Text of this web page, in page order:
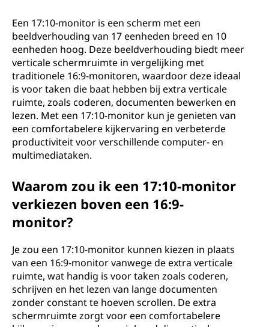
m
n
Een 17:10-monitor is een scherm met een
beeldverhouding van 17 eenheden breed en 10
eenheden hoog. Deze beeldverhouding biedt meer
verticale schermruimte in vergelijking met
traditionele 16:9-monitoren, waardoor deze ideaal
is voor taken die baat hebben bij extra verticale
ruimte, zoals coderen, documenten bewerken en
lezen. Met een 17:10-monitor kun je genieten van
een comfortabelere kijkervaring en verbeterde
productiviteit voor verschillende computer- en
multimediataken.
Waarom zou ik een 17:10-monitor
verkiezen boven een 16:9-
monitor?
Je zou een 17:10-monitor kunnen kiezen in plaats
van een 16:9-monitor vanwege de extra verticale
ruimte, wat handig is voor taken zoals coderen,
schrijven en het lezen van lange documenten
zonder constant te hoeven scrollen. De extra
schermruimte zorgt voor een comfortabelere